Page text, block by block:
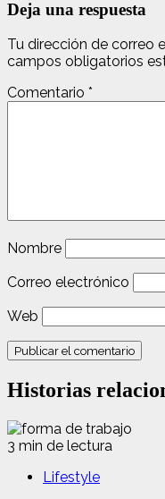
Deja una respuesta
Tu dirección de correo
campos obligatorios
Comentario *
Nombre
Correo electrónico
Web
Historias
3 min de lectura
Lifestyle